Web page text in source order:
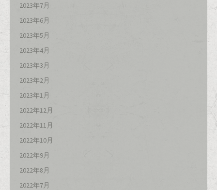
2023年7月
2023年6月
2023年5月
2023年4月
2023年3月
2023年2月
2023年1月
2022年12月
2022年11月
2022年10月
2022年9月
2022年8月
2022年7月